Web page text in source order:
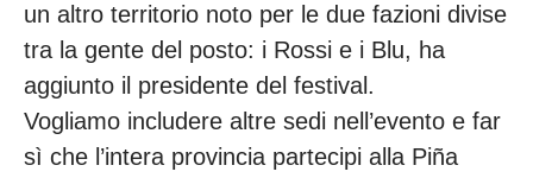
un altro territorio noto per le due fazioni divise
tra la gente del posto: i Rossi e i Blu, ha
aggiunto il presidente del festival.
Vogliamo includere altre sedi nell’evento e far
sì che l’intera provincia partecipi alla Piña